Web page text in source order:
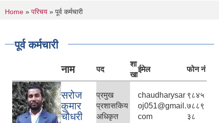
You are here
Home » परिचय » पूर्व कर्मचारी
पूर्व कर्मचारी
नाम पद
शा
खा
ईमेल फोन नं
सरोज
कुमार
चौधरी
प्रमुख
प्रशासकिय
अधिकृत
chaudharysar
oj051@gmail.
com
९८४५
७८८९
३८